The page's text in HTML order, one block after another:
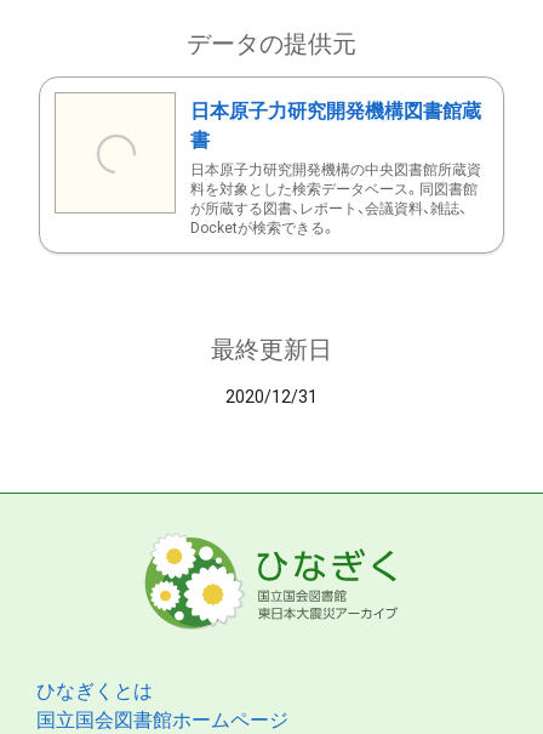
データの提供元
日本原子力研究開発機構図書館蔵
書
日本原子力研究開発機構の中央図書館所蔵資
料を対象とした検索データベース。同図書館
が所蔵する図書、レポート、会議資料、雑誌、
Docketが検索できる。
最終更新日
2020/12/31
ひなぎくとは
国立国会図書館ホームページ